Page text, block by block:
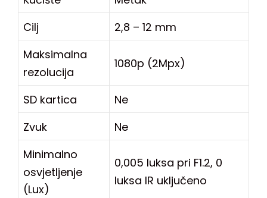
Cilj
2,8 – 12 mm
Maksimalna
rezolucija
1080p (2Mpx)
SD kartica
Ne
Zvuk
Ne
Minimalno
osvjetljenje
(Lux)
0,005 luksa pri F1.2, 0
luksa IR uključeno